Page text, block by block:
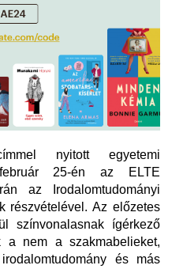
nyitott egyetemi
25-én az ELTE
az Irodalomtudományi
részvételével. Az előzetes
színvonalasnak ígérkező
a nem a szakmabelieket,
és más